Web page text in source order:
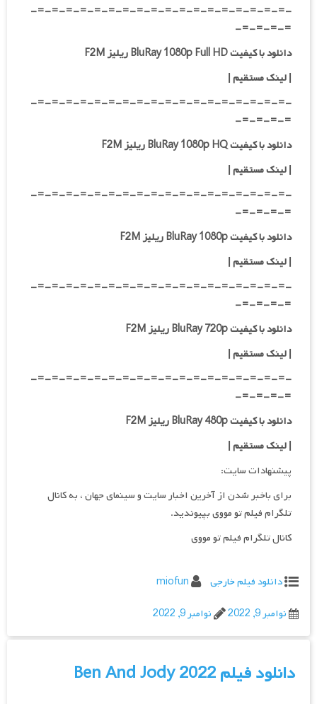
-=-=-=-=-=-=-=-=-=-=-=-=-=-=-=-=-=-=-
=-=-=-=-
دانلود با کیفیت BluRay 1080p Full HD ریلیز F2M
|لینک مستقیم|
-=-=-=-=-=-=-=-=-=-=-=-=-=-=-=-=-=-=-
=-=-=-=-
دانلود با کیفیت BluRay 1080p HQ ریلیز F2M
|لینک مستقیم|
-=-=-=-=-=-=-=-=-=-=-=-=-=-=-=-=-=-=-
=-=-=-=-
دانلود با کیفیت BluRay 1080p ریلیز F2M
|لینک مستقیم|
-=-=-=-=-=-=-=-=-=-=-=-=-=-=-=-=-=-=-
=-=-=-=-
دانلود با کیفیت BluRay 720p ریلیز F2M
| لینک مستقیم|
-=-=-=-=-=-=-=-=-=-=-=-=-=-=-=-=-=-=-
=-=-=-=-
دانلود با کیفیت BluRay 480p ریلیز F2M
| لینک مستقیم|
پیشنهادات سایت:
برای باخبر شدن از آخرین اخبار سایت و سینمای جهان ، به کانال
تلگرام فیلم تو مووی بپیوندید.
کانال تلگرام فیلم تو مووی
دانلود فیلم خارجی
miofun
نوامبر 9, 2022
نوامبر 9, 2022
دانلود فیلم Ben And Jody 2022